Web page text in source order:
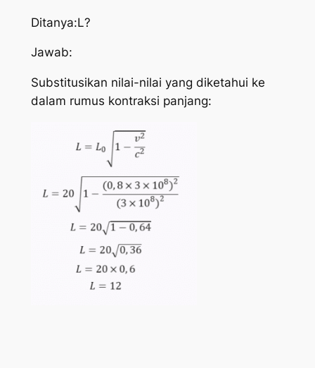
Ditanya:L?
Jawab:
Substitusikan nilai-nilai yang diketahui ke
dalam rumus kontraksi panjang: